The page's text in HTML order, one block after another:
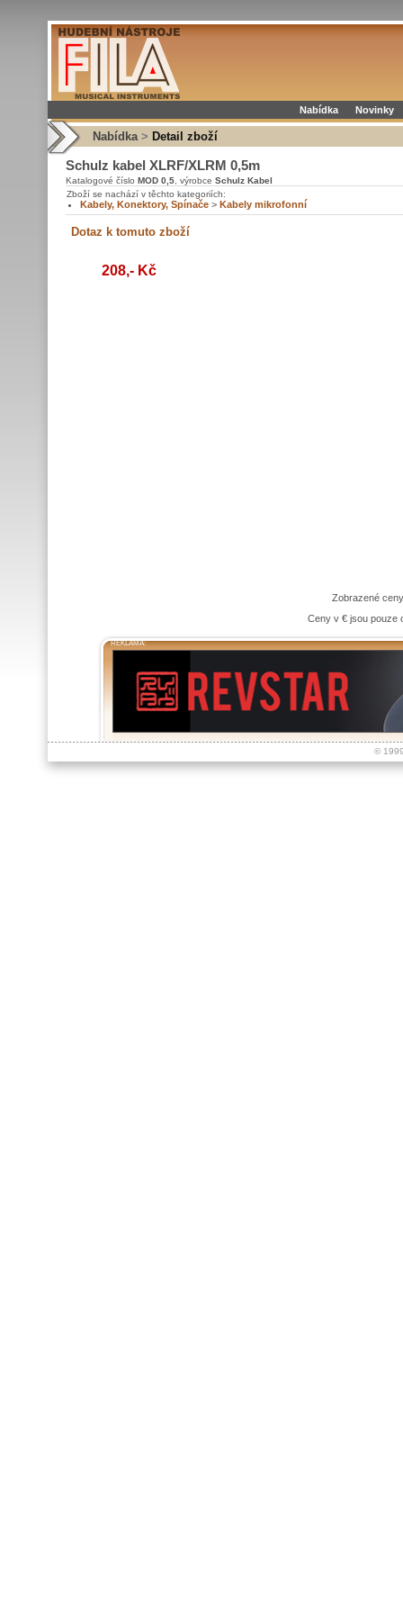
Nabídka Novinky
Nabídka > Detail zboží
Schulz kabel XLRF/XLRM 0,5m
Katalogové číslo MOD 0,5 , výrobce Schulz Kabel
Zboží se nachází v těchto kategoriích:
Kabely, Konektory, Spínače > Kabely mikrofonní
208,- Kč
Zobrazené
Ceny v € jsou pouze
REKLAMA:
©